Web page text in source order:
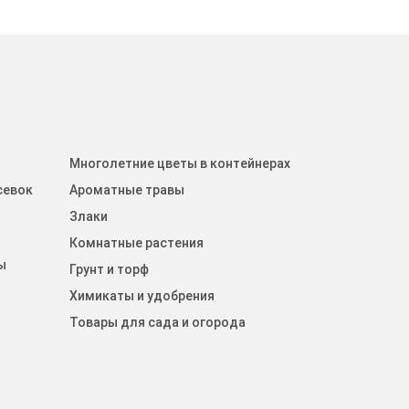
Многолетние цветы в контейнерах
Ароматные травы
Злаки
Комнатные растения
Грунт и торф
Химикаты и удобрения
Товары для сада и огорода